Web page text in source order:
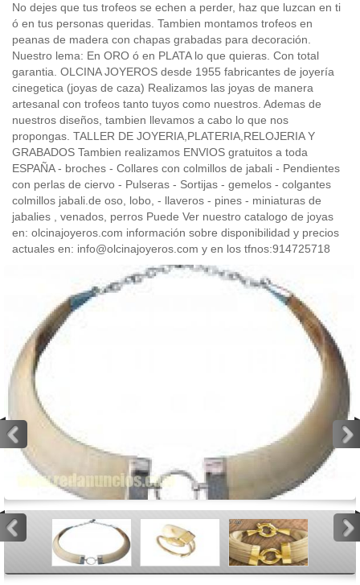
external)
No dejes que tus trofeos se echen a perder, haz que luzcan en ti
ó en tus personas queridas. Tambien montamos trofeos en
peanas de madera con chapas grabadas para decoración.
Nuestro lema: En ORO ó en PLATA lo que quieras. Con total
garantia. OLCINA JOYEROS desde 1955 fabricantes de joyería
cinegetica (joyas de caza) Realizamos las joyas de manera
artesanal con trofeos tanto tuyos como nuestros. Ademas de
nuestros diseños, tambien llevamos a cabo lo que nos
propongas. TALLER DE JOYERIA,PLATERIA,RELOJERIA Y
GRABADOS Tambien realizamos ENVIOS gratuitos a toda
ESPAÑA - broches - Collares con colmillos de jabali - Pendientes
con perlas de ciervo - Pulseras - Sortijas - gemelos - colgantes
colmillos jabali.de oso, lobo, - llaveros - pines - miniaturas de
jabalies , venados, perros Puede Ver nuestro catalogo de joyas
en: olcinajoyeros.com información sobre disponibilidad y precios
actuales en: info@olcinajoyeros.com y en los tfnos:914725718